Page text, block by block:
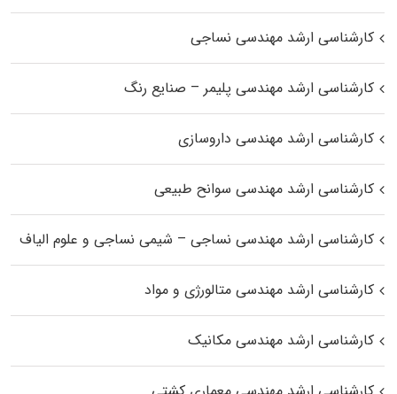
کارشناسی ارشد مهندسی نساجی
کارشناسی ارشد مهندسی پلیمر – صنایع رنگ
کارشناسی ارشد مهندسی داروسازی
کارشناسی ارشد مهندسی سوانح طبیعی
کارشناسی ارشد مهندسی نساجی – شیمی نساجی و علوم الیاف
کارشناسی ارشد مهندسی متالورژی و مواد
کارشناسی ارشد مهندسی مکانیک